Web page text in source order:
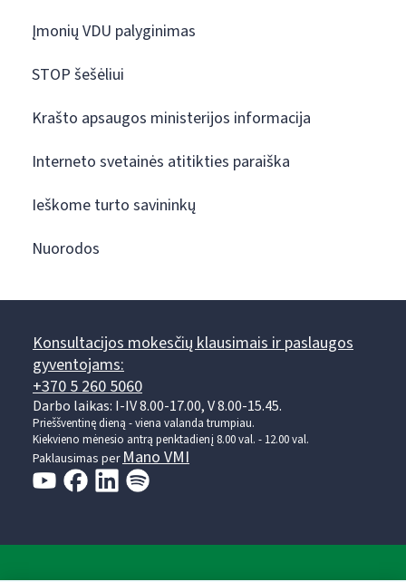
Įmonių VDU palyginimas
STOP šešėliui
Krašto apsaugos ministerijos informacija
Interneto svetainės atitikties paraiška
Ieškome turto savininkų
Nuorodos
Konsultacijos mokesčių klausimais ir paslaugos
gyventojams:
+370 5 260 5060
Darbo laikas: I-IV 8.00-17.00, V 8.00-15.45.
Prieššventinę dieną - viena valanda trumpiau.
Kiekvieno mėnesio antrą penktadienį 8.00 val. - 12.00 val.
Paklausimas per Mano VMI